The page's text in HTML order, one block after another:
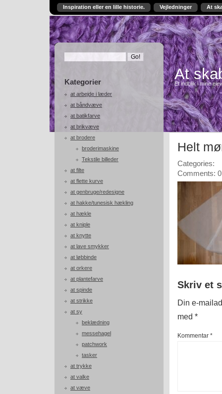
Inspiration eller en lille historie. Vejledninger At
Kategorier
at arbejde i læder
at båndvæve
at batikfarve
at brikvæve
at brodere
broderimaskine
Tekstile billeder
at filte
at flette kurve
at genbruge/redesigne
at hakke/tunesisk hækling
at hækle
at kniple
at knytte
at lave smykker
at løbbinde
at orkere
at plantefarve
at spinde
at strikke
at sy
beklædning
messehagel
patchwork
tasker
at trykke
at valke
at væve
At
Et indblik i mine
Helt
Categories:
Comments: 0
Skriv et
Din e-
med *
Kommentar *